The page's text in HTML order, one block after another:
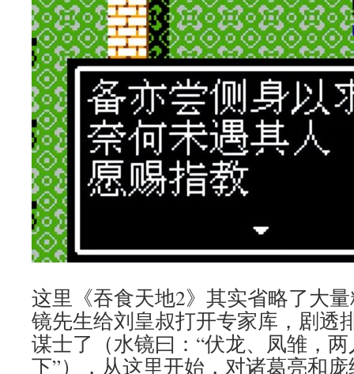
这里《吞食天地2》其实省略了大
镜先生给刘皇叔打开专家库，剧透
谋士了（水镜曰：“伏龙、凤雏，
下”），从这里开始，对诸葛亮和